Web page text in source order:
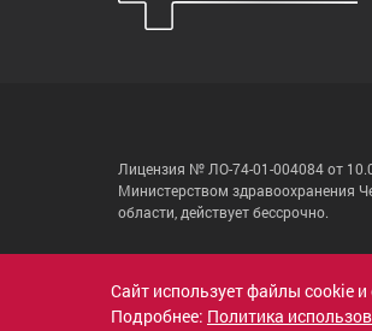
Лицензия № ЛО-74-01-004084 от
Министерством здравоохранения
области, действует бессрочно.
Сайт использует файлы cookie
Подробнее: Политика